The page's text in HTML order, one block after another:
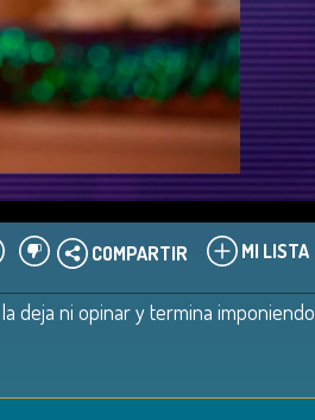
MI LISTA
COMPARTIR
deja ni opinar y termina imponiendo